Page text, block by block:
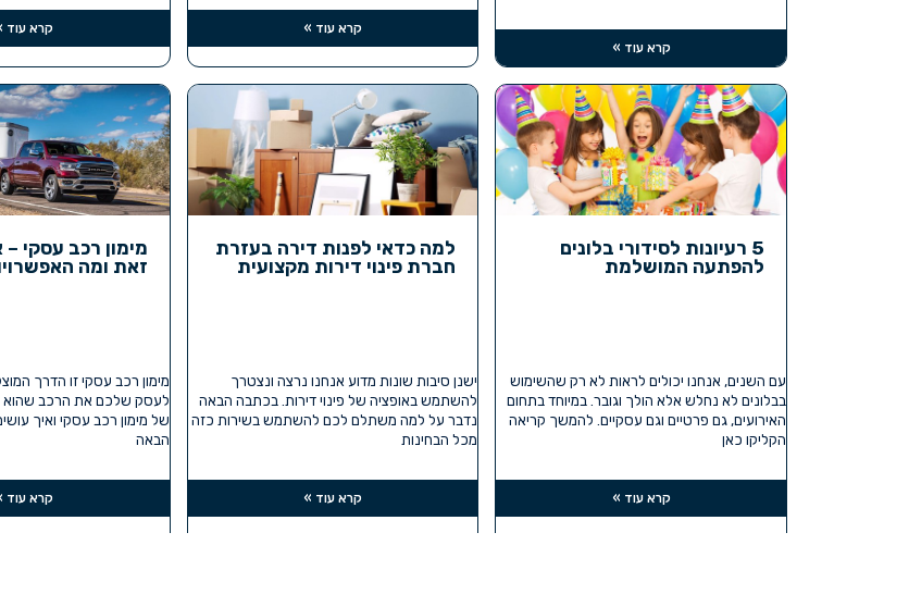
קרא עוד »
קרא עוד » קרא עוד
5 רעיונות לסידורי בלונים
להפתעה המושלמת
עם השנים, אנחנו יכולים לראות לא רק שהשימוש
בבלונים לא נחלש אלא הולך וגובר. במיוחד בתחום
האירועים, גם פרטיים וגם עסקיים. להמשך קריאה
הקליקו כאן
קרא עוד »
למה כדאי לפנות דירה בעזרת
חברת פינוי דירות מקצועית
ישנן סיבות שונות מדוע אנחנו נרצה ונצטרך
להשתמש באופציה של פינוי דירות. בכתבה הבאה
נדבר על למה משתלם לכם להשתמש בשירות כזה
מכל הבחינות
קרא עוד »
מימון רכב עסקי –
זאת ומה
מימון רכב עסקי זו הדרך
לעסק שלכם את הרכב שהוא
של מימון רכב עסקי ואיך
הבאה
קרא עוד